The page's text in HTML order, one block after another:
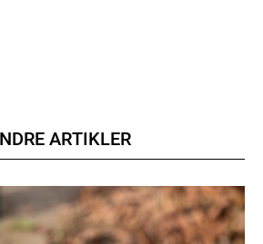
/ year
sit
ARTIKLER